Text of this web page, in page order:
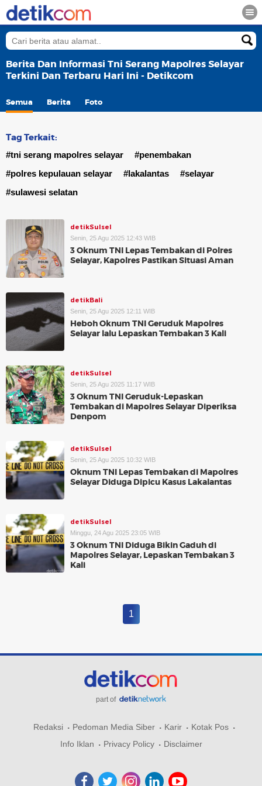
Berita Dan Informasi Tni Serang Mapolres Selayar
Terkini Dan Terbaru Hari Ini - Detikcom
Semua Berita Foto
Tag Terkait:
#tni serang mapolres selayar
#penembakan
#polres kepulauan selayar
#lakalantas
#selayar
#sulawesi selatan
detikSulsel
Senin, 25 Agu 2025 12:43 WIB
3 Oknum TNI Lepas Tembakan di Polres
Selayar, Kapolres Pastikan Situasi Aman
detikBali
Senin, 25 Agu 2025 12:11 WIB
Heboh Oknum TNI Geruduk Mapolres
Selayar lalu Lepaskan Tembakan 3 Kali
detikSulsel
Senin, 25 Agu 2025 11:17 WIB
3 Oknum TNI Geruduk-Lepaskan
Tembakan di Mapolres Selayar Diperiksa
Denpom
detikSulsel
Senin, 25 Agu 2025 10:32 WIB
Oknum TNI Lepas Tembakan di Mapolres
Selayar Diduga Dipicu Kasus Lakalantas
detikSulsel
Minggu, 24 Agu 2025 23:05 WIB
3 Oknum TNI Diduga Bikin Gaduh di
Mapolres Selayar, Lepaskan Tembakan 3
Kali
1
part of
Redaksi Pedoman Media Siber Karir
Kotak Pos
Info Iklan
Privacy Policy Disclaimer